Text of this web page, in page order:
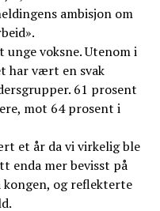
ambisjon om
voksne. Utenom i
har vært en svak
61 prosent
mot 64 prosent i
et år da vi virkelig ble
enda mer bevisst på
kongen, og reflekterte